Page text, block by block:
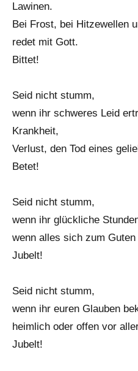
Lawinen.
Bei Frost, bei Hitzewellen
redet mit Gott.
Bittet!
Seid nicht stumm,
wenn ihr schweres Leid
Krankheit,
Verlust, den Tod eines
Betet!
Seid nicht stumm,
wenn ihr glückliche
wenn alles sich zum Guten
Jubelt!
Seid nicht stumm,
wenn ihr euren Glauben
heimlich oder offen vor
Jubelt!